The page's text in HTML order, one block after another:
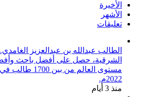
الأخيرة
الأشهر
تعليقات
الطالب عبدالله بن عبدالعزيز
الشرقية، حصل على أفضل باحث
مستوى العالم من
2022م.
منذ 3 أيام